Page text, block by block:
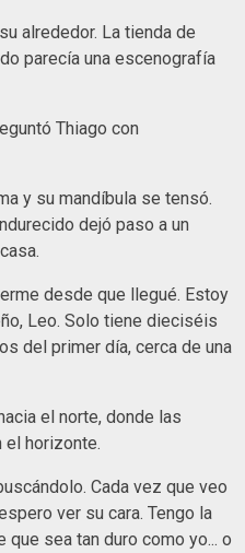
alrededor. La tienda de
parecía una escenografía
Thiago con
y su mandíbula se tensó.
dejó paso a un
desde que llegué. Estoy
Leo. Solo tiene dieciséis
del primer día, cerca de una
el norte, donde las
el horizonte.
Cada vez que veo
ver su cara. Tengo la
sea tan duro como yo... o